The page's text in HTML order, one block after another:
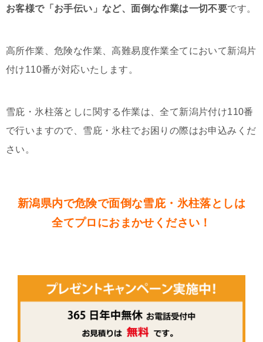
お客様で「お手伝い」など、面倒な作業は一切不要です。
高所作業、危険な作業、高難易度作業全てにおいて新潟片
付け110番が対応いたします。
雪庇・氷柱落としに関する作業は、全て新潟片付け110番
で行いますので、雪庇・氷柱でお困りの際はお申込みくだ
さい。
新潟県内で危険で面倒な雪庇・氷柱落としは
全てプロにおまかせください！